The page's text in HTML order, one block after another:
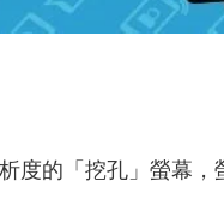
度的「挖孔」螢幕